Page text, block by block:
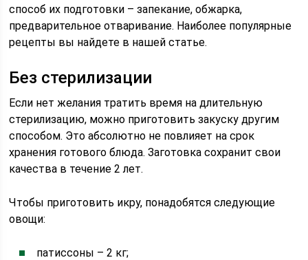
способ их подготовки – запекание, обжарка,
предварительное отваривание. Наиболее популярные
рецепты вы найдете в нашей статье.
Без стерилизации
Если нет желания тратить время на длительную
стерилизацию, можно приготовить закуску другим
способом. Это абсолютно не повлияет на срок
хранения готового блюда. Заготовка сохранит свои
качества в течение 2 лет.
Чтобы приготовить икру, понадобятся следующие
овощи:
патиссоны – 2 кг;